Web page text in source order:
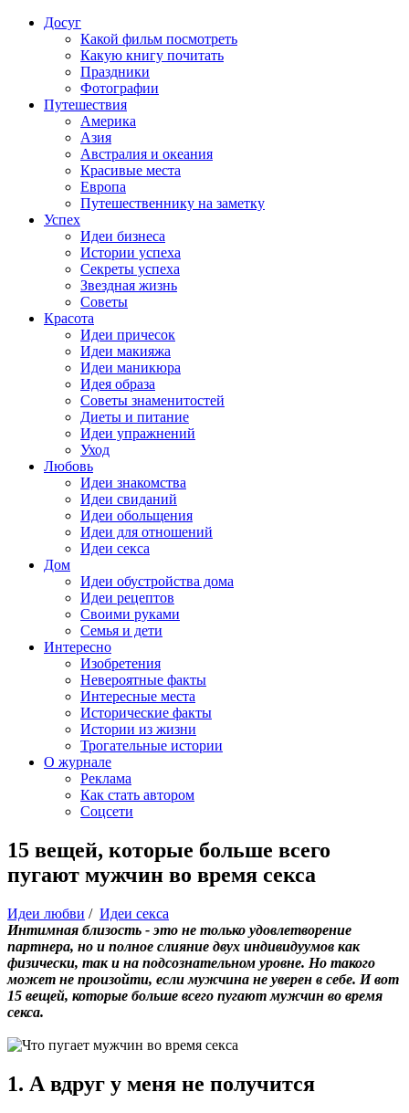
Досуг
Какой фильм посмотреть
Какую книгу почитать
Праздники
Фотографии
Путешествия
Америка
Азия
Австралия и океания
Красивые места
Европа
Путешественнику на заметку
Успех
Идеи бизнеса
Истории успеха
Секреты успеха
Звездная жизнь
Советы
Красота
Идеи причесок
Идеи макияжа
Идеи маникюра
Идея образа
Советы знаменитостей
Диеты и питание
Идеи упражнений
Уход
Любовь
Идеи знакомства
Идеи свиданий
Идеи обольщения
Идеи для отношений
Идеи секса
Дом
Идеи обустройства дома
Идеи рецептов
Своими руками
Семья и дети
Интересно
Изобретения
Невероятные факты
Интересные места
Исторические факты
Истории из жизни
Трогательные истории
О журнале
Реклама
Как стать автором
Соцсети
15 вещей, которые больше всего
пугают мужчин во время секса
Идеи любви / Идеи секса
Интимная близость - это не только удовлетворение
партнера, но и полное слияние двух индивидуумов как
физически, так и на подсознательном уровне. Но такого
может не произойти, если мужчина не уверен в себе. И вот
15 вещей, которые больше всего пугают мужчин во время
секса.
1. А вдруг у меня не получится